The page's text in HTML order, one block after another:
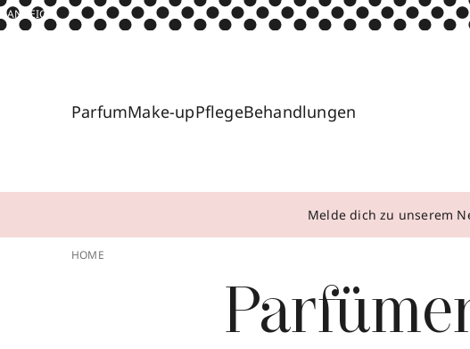
ANZEIGE
ParfumMake-upPflegeBehandlungen
Melde dich zu unserem
HOME